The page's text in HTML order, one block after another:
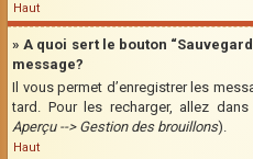
Haut
» A quoi sert le bouton
message?
Il vous permet d’enregistrer les
tard. Pour les recharger, allez
Aperçu --> Gestion des brouillons).
Haut